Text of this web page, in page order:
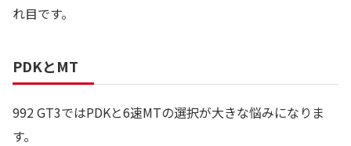
れ目です。
PDKとMT
992 GT3ではPDKと6速MTの選択が大きな悩みになりま
す。